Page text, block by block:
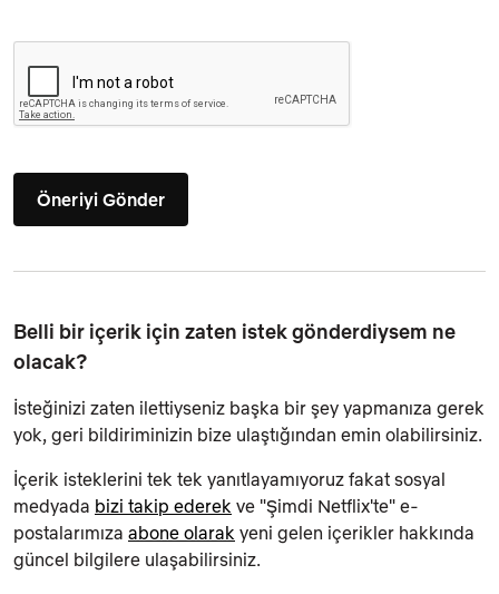
Öneriyi Gönder
Belli bir içerik için zaten istek gönderdiysem ne
olacak?
İsteğinizi zaten ilettiyseniz başka bir şey yapmanıza gerek
yok, geri bildiriminizin bize ulaştığından emin olabilirsiniz.
İçerik isteklerini tek tek yanıtlayamıyoruz fakat sosyal
medyada bizi takip ederek ve "Şimdi Netflix'te" e-
postalarımıza abone olarak yeni gelen içerikler hakkında
güncel bilgilere ulaşabilirsiniz.